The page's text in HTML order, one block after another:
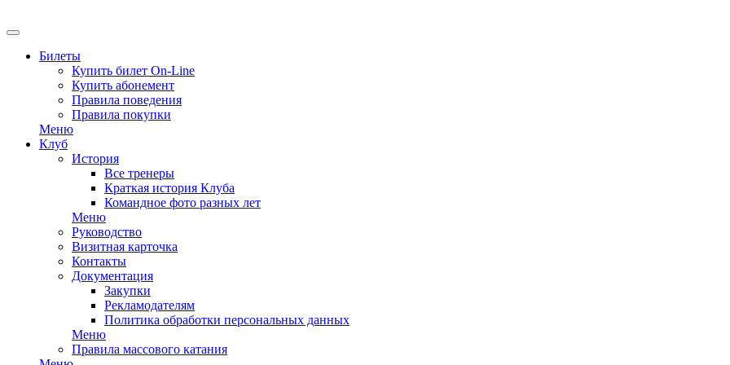
Билеты
Купить билет On-Line
Купить абонемент
Правила поведения
Правила покупки
Меню
Клуб
История
Все тренеры
Краткая история Клуба
Командное фото разных лет
Меню
Руководство
Визитная карточка
Контакты
Документация
Закупки
Рекламодателям
Политика обработки персональных данных
Меню
Правила массового катания